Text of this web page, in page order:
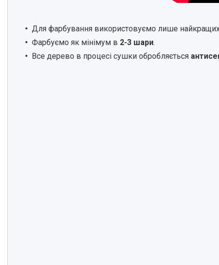
Для фарбування використовуємо лише
Фарбуємо як мінімум в 2-3 шари.
Все дерево в процесі сушки обробляється